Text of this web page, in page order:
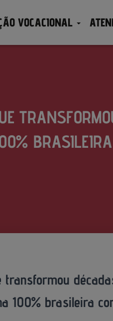
VOCACIONAL
transformou
100% brasileira